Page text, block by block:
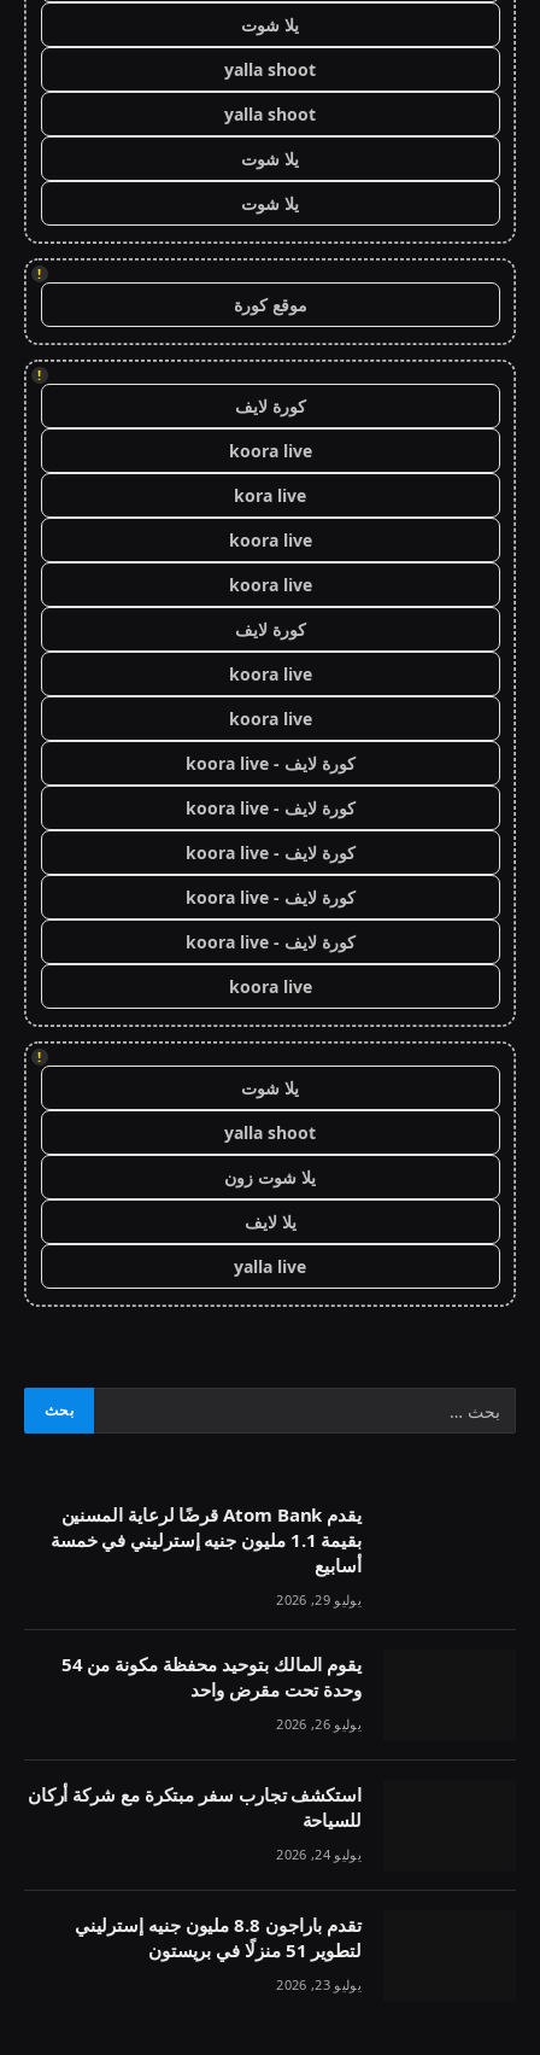
يلا شوت
yalla shoot
yalla shoot
يلا شوت
يلا شوت
!
موقع كورة
!
كورة لايف
koora live
kora live
koora live
koora live
كورة لايف
koora live
koora live
كورة لايف - koora live
كورة لايف - koora live
كورة لايف - koora live
كورة لايف - koora live
كورة لايف - koora live
koora live
!
يلا شوت
yalla shoot
يلا شوت زون
يلا لايف
yalla live
يقدم Atom Bank قرضًا لرعاية المسنين
بقيمة 1.1 مليون جنيه إسترليني في خمسة
أسابيع
يوليو 29, 2026
يقوم المالك بتوحيد محفظة مكونة من 54
وحدة تحت مقرض واحد
يوليو 26, 2026
استكشف تجارب سفر مبتكرة مع شركة أركان
للسياحة
يوليو 24, 2026
تقدم باراجون 8.8 مليون جنيه إسترليني
لتطوير 51 منزلًا في بريستون
يوليو 23, 2026